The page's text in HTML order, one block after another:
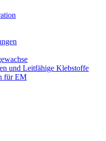
und Leitfähige Klebstoffe
für EM